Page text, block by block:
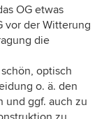
OG etwas
vor der Witterung
die
optisch
o. ä. den
und ggf. auch zu